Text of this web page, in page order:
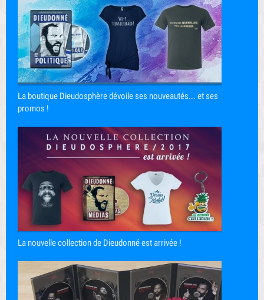
La boutique Dieudosphère dévoile ses nouveautés... et ses
promos !
La nouvelle collection de Dieudonné est arrivée !